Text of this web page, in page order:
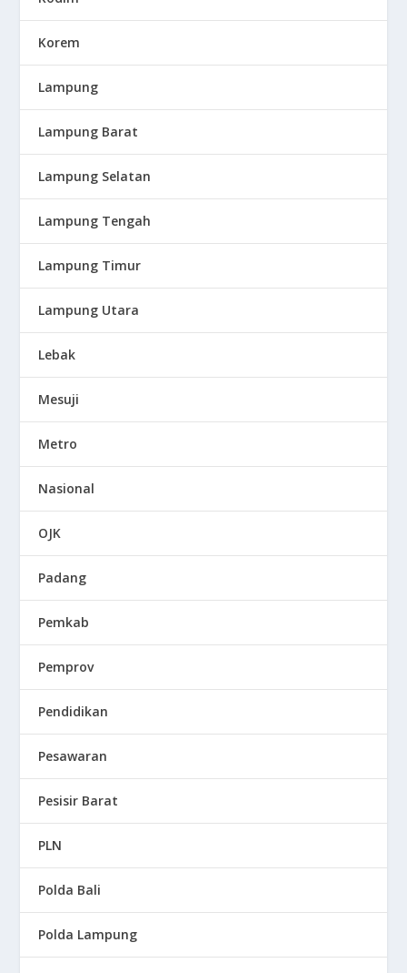
Korem
Lampung
Lampung Barat
Lampung Selatan
Lampung Tengah
Lampung Timur
Lampung Utara
Lebak
Mesuji
Metro
Nasional
OJK
Padang
Pemkab
Pemprov
Pendidikan
Pesawaran
Pesisir Barat
PLN
Polda Bali
Polda Lampung